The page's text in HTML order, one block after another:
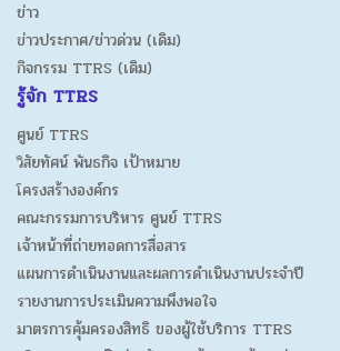
ข่าว
ข่าวประกาศ/ข่าวด่วน (เดิม)
กิจกรรม TTRS (เดิม)
รู้จัก TTRS
ศูนย์ TTRS
วิสัยทัศน์ พันธกิจ เป้าหมาย
โครงสร้างองค์กร
คณะกรรมการบริหาร ศูนย์ TTRS
เจ้าหน้าที่ถ่ายทอดการสื่อสาร
แผนการดำเนินงานและผลการดำเนินงานประจำปี
รายงานการประเมินความพึงพอใจ
มาตรการคุ้มครองสิทธิ ของผู้ใช้บริการ TTRS